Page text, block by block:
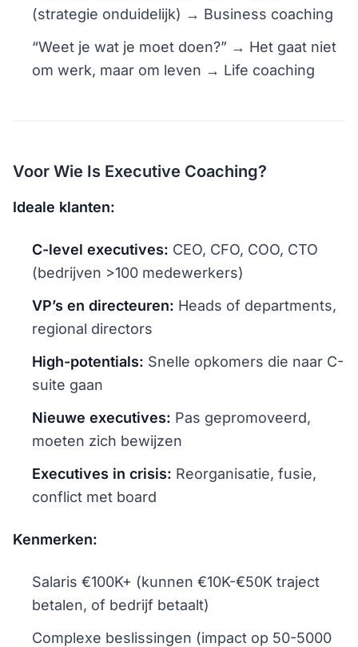
(strategie onduidelijk) → Business coaching
“Weet je wat je moet doen?” → Het gaat niet
om werk, maar om leven → Life coaching
Voor Wie Is Executive Coaching?
Ideale klanten:
C-level executives: CEO, CFO, COO, CTO
(bedrijven >100 medewerkers)
VP’s en directeuren: Heads of departments,
regional directors
High-potentials: Snelle opkomers die naar C-
suite gaan
Nieuwe executives: Pas gepromoveerd,
moeten zich bewijzen
Executives in crisis: Reorganisatie, fusie,
conflict met board
Kenmerken:
Salaris €100K+ (kunnen €10K-€50K traject
betalen, of bedrijf betaalt)
Complexe beslissingen (impact op 50-5000